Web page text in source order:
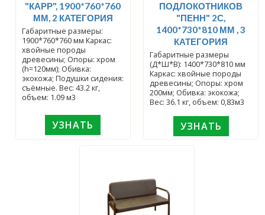
"КАРР", 1900*760*760
ММ, 2 КАТЕГОРИЯ
Габаритные размеры:
1900*760*760 мм Каркас:
хвойные породы
древесины; Опоры: хром
(h=120мм); Обивка:
экокожа; Подушки сидения:
съёмные. Вес: 43.2 кг,
объем: 1.09 м3
УЗНАТЬ
ПОДЛОКОТНИКОВ
"ПЕНН" 2С,
1400*730*810 ММ , 3
КАТЕГОРИЯ
Габаритные размеры
(Д*Ш*В): 1400*730*810 мм
Каркас: хвойные породы
древесины; Опоры: хром
200мм; Обивка: экокожа;
Вес: 36.1 кг, объем: 0,83м3
УЗНАТЬ